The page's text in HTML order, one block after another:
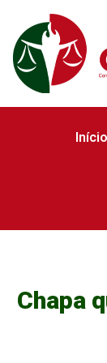
Início
Chapa